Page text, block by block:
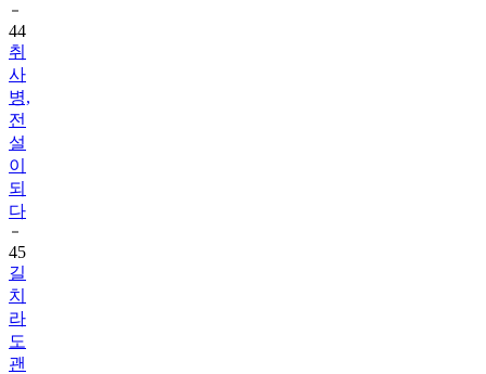
44
취
사
병,
전
설
이
되
다
45
길
치
라
도
괜